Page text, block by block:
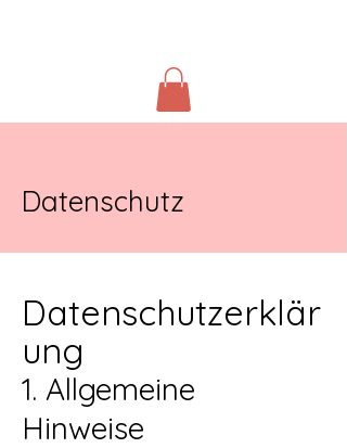
Datenschutz
Datenschutzerklär
ung
1. Allgemeine
Hinweise